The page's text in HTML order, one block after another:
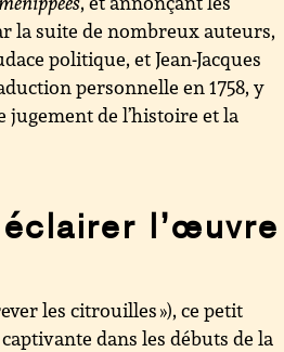
la suite de nombreux auteurs,
politique, et Jean-Jacques
personnelle en 1758, y
de l’histoire et la
l’œuvre
les citrouilles »), ce petit
dans les débuts de la